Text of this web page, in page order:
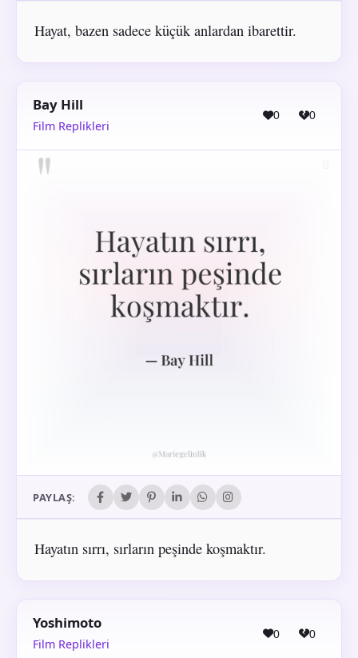
Hayat, bazen sadece küçük anlardan ibarettir.
Bay Hill
Film Replikleri
0 0
PAYLAŞ:
Hayatın sırrı, sırların peşinde koşmaktır.
Yoshimoto
Film Replikleri
0 0